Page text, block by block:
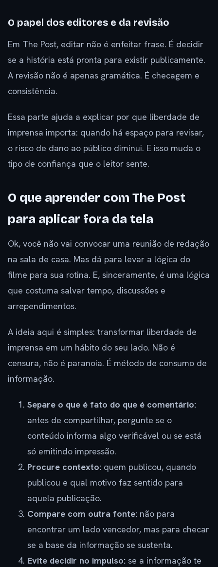
O papel dos editores e da revisão
Em The Post, editar não é enfeitar frase. É decidir
se a história está pronta para existir publicamente.
A revisão não é apenas gramática. É checagem e
consistência.
Essa parte ajuda a explicar por que liberdade de
imprensa importa: quando há espaço para revisar,
o risco de dano ao público diminui. E isso muda o
tipo de confiança que o leitor sente.
O que aprender com The Post
para aplicar fora da tela
Ok, você não vai convocar uma reunião de redação
na sala de casa. Mas dá para levar a lógica do
filme para sua rotina. E, sinceramente, é uma lógica
que costuma salvar tempo, discussões e
arrependimentos.
A ideia aqui é simples: transformar liberdade de
imprensa em um hábito do seu lado. Não é
censura, não é paranoia. É método de consumo de
informação.
Separe o que é fato do que é comentário:
antes de compartilhar, pergunte se o
conteúdo informa algo verificável ou se está
só emitindo impressão.
Procure contexto: quem publicou, quando
publicou e qual motivo faz sentido para
aquela publicação.
Compare com outra fonte: não para
encontrar um lado vencedor, mas para checar
se a base da informação se sustenta.
Evite decidir no impulso: se a informação te